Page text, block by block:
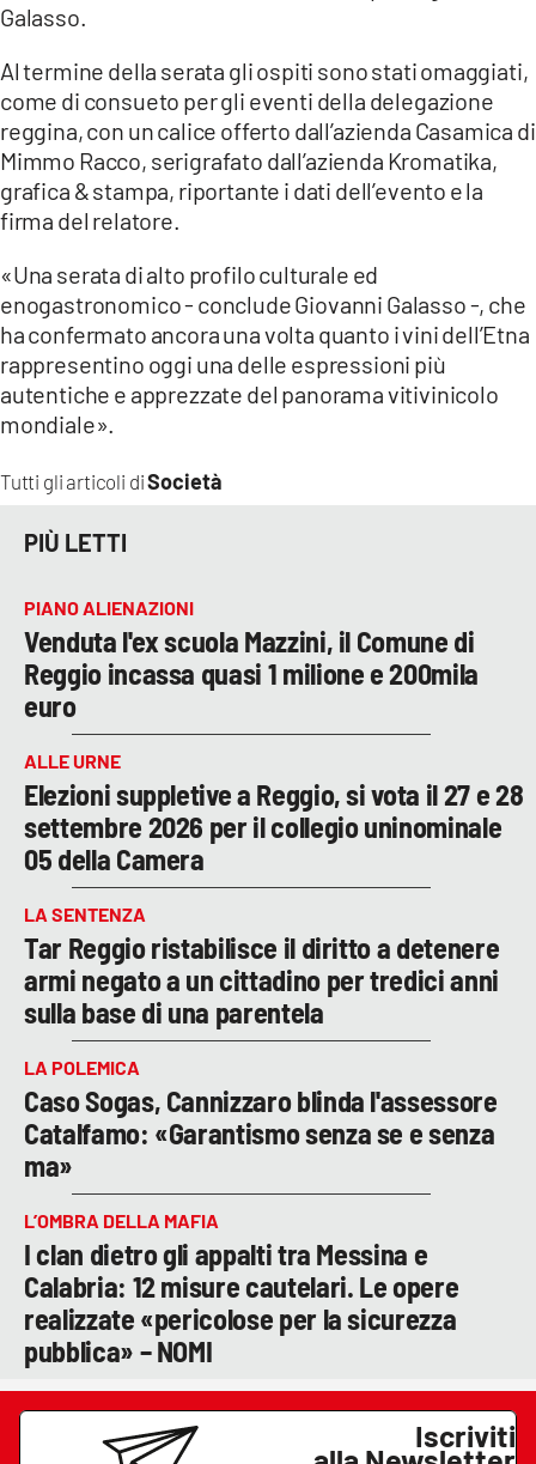
Tutti gli articoli diSocietà
Galasso.
Al termine della serata gli ospiti sono stati omaggiati,
come di consueto per gli eventi della delegazione
reggina, con un calice offerto dall’azienda Casamica di
Mimmo Racco, serigrafato dall’azienda Kromatika,
grafica & stampa, riportante i dati dell’evento e la
firma del relatore.
«Una serata di alto profilo culturale ed
enogastronomico - conclude Giovanni Galasso -, che
ha confermato ancora una volta quanto i vini dell’Etna
rappresentino oggi una delle espressioni più
autentiche e apprezzate del panorama vitivinicolo
mondiale».
PIÙ LETTI
PIANO ALIENAZIONI
Venduta l'ex scuola Mazzini, il Comune di
Reggio incassa quasi 1 milione e 200mila
euro
ALLE URNE
Elezioni suppletive a Reggio, si vota il 27 e 28
settembre 2026 per il collegio uninominale
05 della Camera
LA SENTENZA
Tar Reggio ristabilisce il diritto a detenere
armi negato a un cittadino per tredici anni
sulla base di una parentela
LA POLEMICA
Caso Sogas, Cannizzaro blinda l'assessore
Catalfamo: «Garantismo senza se e senza
ma»
L’OMBRA DELLA MAFIA
I clan dietro gli appalti tra Messina e
Calabria: 12 misure cautelari. Le opere
realizzate «pericolose per la sicurezza
pubblica» – NOMI
Iscriviti